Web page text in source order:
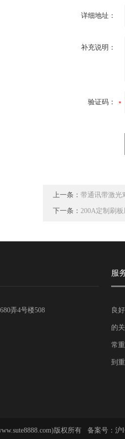
详细地址：
补充说明：
验证码：
上一条： 带通讯带激光
下一条： 200A定制刷
弄4号楼508
服
良
的
常
到
版权所有 备案号： 沪